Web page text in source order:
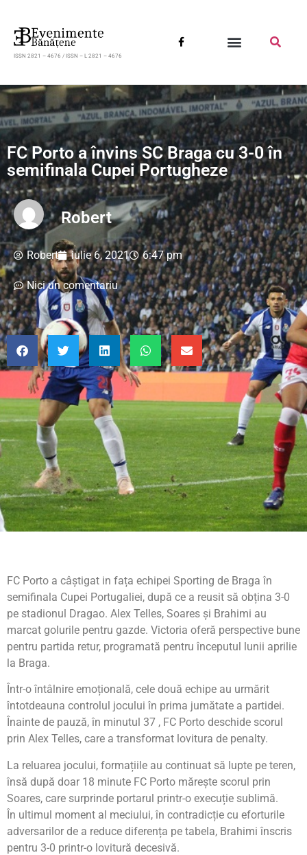
ISSN 2821 – 4676 / ISSN – L 2821 – 4676
FC Porto a învins SC Braga cu 3-0 în
semifinala Cupei Portugheze
Robert
Robert iulie 6, 2021 6:47 pm
Nici un comentariu
FC Porto a câștigat in fața echipei Sporting de Braga în
semifinala Cupei Portugaliei, după ce a reusit să obțina 3-0
pe stadionul Dragao. Alex Telles, Soares și Brahimi au
marcat golurile pentru gazde. Victoria oferă perspective bune
pentru partida retur, programată pentru începutul lunii aprilie
la Braga.
Într-o întâlnire emoțională, cele două echipe au urmărit
întotdeauna controlul jocului în prima jumătate a partidei.
Înainte de pauză, în minutul 37 , FC Porto deschide scorul
prin Alex Telles, care a transformat lovitura de penalty.
La reluarea jocului, formațiile au continuat să lupte pe teren,
însă după doar 18 minute FC Porto mărește scorul prin
Soares, care surprinde portarul printr-o execuție sublimă.
În ultimul moment al meciului, în contradicție cu eforturile
adversarilor de a reduce diferența pe tabela, Brahimi înscris
pentru 3-0 printr-o lovitură decesivă.